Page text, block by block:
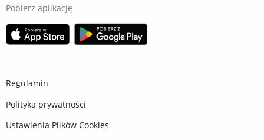
Pobierz aplikację
Regulamin
Polityka prywatności
Ustawienia Plików Cookies